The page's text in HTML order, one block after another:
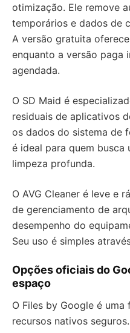
otimização. Ele remove
temporários e dados de
A versão gratuita
enquanto a versão paga
agendada.
O SD Maid é
residuais de aplicativos
os dados do sistema de
é ideal para quem busca
limpeza profunda.
O AVG Cleaner é leve e
de gerenciamento de
desempenho do
Seu uso é simples
Opções oficiais do
espaço
O Files by Google é
recursos nativos